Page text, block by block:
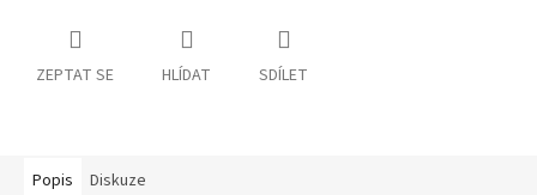
ZEPTAT SE HLÍDAT SDÍLET
Popis Diskuze